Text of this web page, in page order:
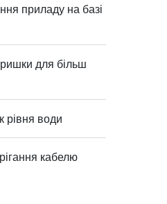
приладу на базі
для більш
рівня води
кабелю